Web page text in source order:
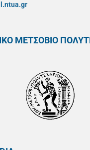
ΜΕΤΣΟΒΙΟ